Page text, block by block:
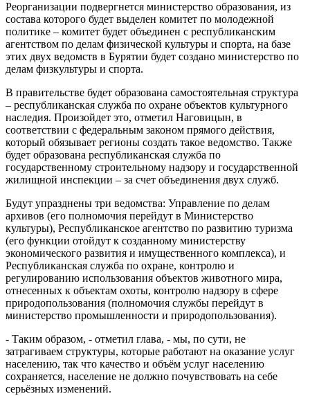
Реорганизации подвергнется министерство образования, из
состава которого будет выделен комитет по молодежной
политике – комитет будет объединен с республиканским
агентством по делам физической культуры и спорта, на базе
этих двух ведомств в Бурятии будет создано министерство по
делам физкультуры и спорта.
В правительстве будет образована самостоятельная структура
– республиканская служба по охране объектов культурного
наследия. Произойдет это, отметил Наговицын, в
соответствии с федеральным законом прямого действия,
который обязывает регионы создать такое ведомство. Также
будет образована республиканская служба по
государственному строительному надзору и государственной
жилищной инспекции – за счет объединения двух служб.
Будут упразднены три ведомства: Управление по делам
архивов (его полномочия перейдут в Министерство
культуры), Республиканское агентство по развитию туризма
(его функции отойдут к созданному министерству
экономического развития и имущественного комплекса), и
Республиканская служба по охране, контролю и
регулированию использования объектов животного мира,
отнесенных к объектам охоты, контролю надзору в сфере
природопользования (полномочия службы перейдут в
министерство промышленности и природопользования).
- Таким образом, - отметил глава, - мы, по сути, не
затрагиваем структуры, которые работают на оказание услуг
населению, так что качество и объём услуг населению
сохраняется, население не должно почувствовать на себе
серьёзных изменений.